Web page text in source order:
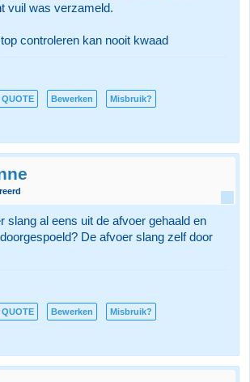
vuil was verzameld.
controleren kan nooit kwaad
QUOTE Bewerken Misbruik?
slang al eens uit de afvoer gehaald en
De afvoer slang zelf door
QUOTE Bewerken Misbruik?